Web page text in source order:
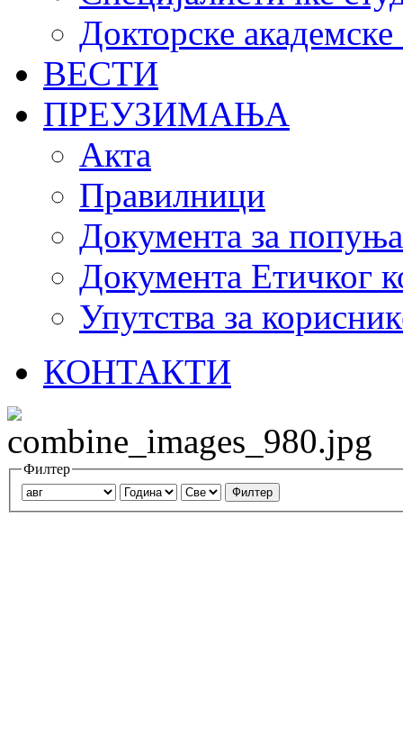
Докторске академске
ВЕСТИ
ПРЕУЗИМАЊА
Акта
Правилници
Документа за
Документа Етичког
Упутства за
КОНТАКТИ
Филтер
Филтер